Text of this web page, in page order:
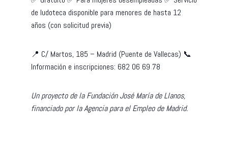
de ludoteca disponible para menores de hasta 12
años (con solicitud previa)
📍 C/ Martos, 185 – Madrid (Puente de Vallecas) 📞
Información e inscripciones: 682 06 69 78
Un proyecto de la Fundación José María de Llanos,
financiado por la Agencia para el Empleo de Madrid.